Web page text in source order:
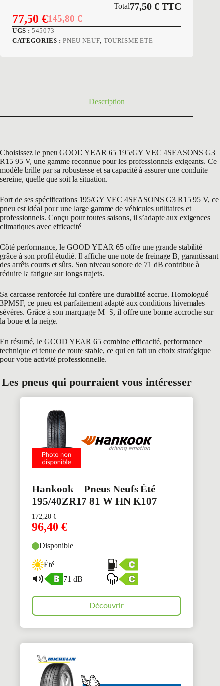
Total77,50€ TTC
145,80€
Le
prix
77,50 €Le
prix
UGS : 545073
CATÉGORIES :PNEU NEUF, TOURISME ETE
Description
Choisissez le pneu GOOD YEAR 65 195/GY VEC 4SEASONS G3
R15 95 V, une gamme reconnue pour les professionnels exigeants. Ce
modèle brille par sa robustesse et sa capacité à assurer une conduite
sereine, quelle que soit la situation.
Fort de ses spécifications 195/GY VEC 4SEASONS G3 R15 95 V, ce
pneu est idéal pour une large gamme de véhicules utilitaires et
professionnels. Conçu pour toutes saisons, il s’adapte aux exigences
climatiques avec efficacité.
Côté performance, le GOOD YEAR 65 offre une grande stabilité
grâce à son profil étudié. Il affiche une note de freinage B, garantissant
des arrêts courts et sûrs. Son niveau sonore de 71 dB contribue à
réduire la fatigue sur longs trajets.
Sa carcasse renforcée lui confère une durabilité accrue. Homologué
3PMSF, ce pneu est parfaitement adapté aux conditions hivernales
sévères. Grâce à son marquage M+S, il offre une bonne accroche sur
la boue et la neige.
En résumé, le GOOD YEAR 65 combine efficacité, performance
technique et tenue de route stable, ce qui en fait un choix stratégique
pour votre activité professionnelle.
Les pneus qui pourraient vous intéresser
Hankook – Pneus Neufs Été
195/40ZR17 81 W HN K107
172,20€
96,40 €
Disponible
Été
71 dB
Découvrir